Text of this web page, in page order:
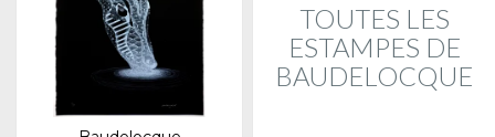
TOUTES LES
ESTAMPES DE
BAUDELOCQUE